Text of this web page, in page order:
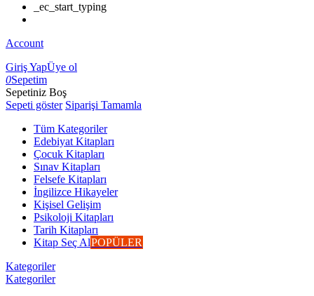
_ec_start_typing
Account
Giriş YapÜye ol
0Sepetim
Sepetiniz Boş
Sepeti göster Siparişi Tamamla
Tüm Kategoriler
Edebiyat Kitapları
Çocuk Kitapları
Sınav Kitapları
Felsefe Kitapları
İngilizce Hikayeler
Kişisel Gelişim
Psikoloji Kitapları
Tarih Kitapları
Kitap Seç AlPOPÜLER
Kategoriler
Kategoriler